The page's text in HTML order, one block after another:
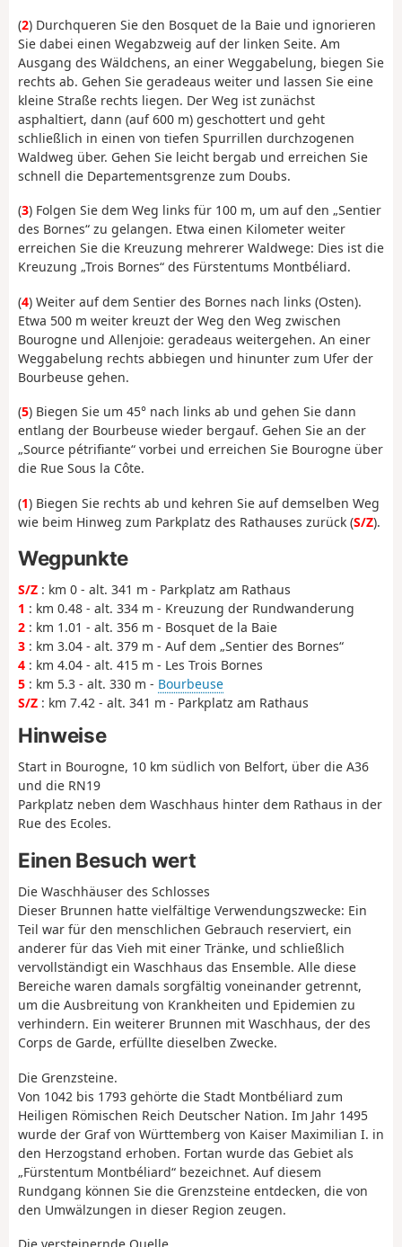
(2) Durchqueren Sie den Bosquet de la Baie und ignorieren
Sie dabei einen Wegabzweig auf der linken Seite. Am
Ausgang des Wäldchens, an einer Weggabelung, biegen Sie
rechts ab. Gehen Sie geradeaus weiter und lassen Sie eine
kleine Straße rechts liegen. Der Weg ist zunächst
asphaltiert, dann (auf 600 m) geschottert und geht
schließlich in einen von tiefen Spurrillen durchzogenen
Waldweg über. Gehen Sie leicht bergab und erreichen Sie
schnell die Departementsgrenze zum Doubs.
(3) Folgen Sie dem Weg links für 100 m, um auf den „Sentier
des Bornes“ zu gelangen. Etwa einen Kilometer weiter
erreichen Sie die Kreuzung mehrerer Waldwege: Dies ist die
Kreuzung „Trois Bornes“ des Fürstentums Montbéliard.
(4) Weiter auf dem Sentier des Bornes nach links (Osten).
Etwa 500 m weiter kreuzt der Weg den Weg zwischen
Bourogne und Allenjoie: geradeaus weitergehen. An einer
Weggabelung rechts abbiegen und hinunter zum Ufer der
Bourbeuse gehen.
(5) Biegen Sie um 45° nach links ab und gehen Sie dann
entlang der Bourbeuse wieder bergauf. Gehen Sie an der
„Source pétrifiante“ vorbei und erreichen Sie Bourogne über
die Rue Sous la Côte.
(1) Biegen Sie rechts ab und kehren Sie auf demselben Weg
wie beim Hinweg zum Parkplatz des Rathauses zurück (S/Z).
Wegpunkte
S/Z : km 0 - alt. 341 m - Parkplatz am Rathaus
1 : km 0.48 - alt. 334 m - Kreuzung der Rundwanderung
2 : km 1.01 - alt. 356 m - Bosquet de la Baie
3 : km 3.04 - alt. 379 m - Auf dem „Sentier des Bornes“
4 : km 4.04 - alt. 415 m - Les Trois Bornes
5 : km 5.3 - alt. 330 m - Bourbeuse
S/Z : km 7.42 - alt. 341 m - Parkplatz am Rathaus
Hinweise
Start in Bourogne, 10 km südlich von Belfort, über die A36
und die RN19
Parkplatz neben dem Waschhaus hinter dem Rathaus in der
Rue des Ecoles.
Einen Besuch wert
Die Waschhäuser des Schlosses
Dieser Brunnen hatte vielfältige Verwendungszwecke: Ein
Teil war für den menschlichen Gebrauch reserviert, ein
anderer für das Vieh mit einer Tränke, und schließlich
vervollständigt ein Waschhaus das Ensemble. Alle diese
Bereiche waren damals sorgfältig voneinander getrennt,
um die Ausbreitung von Krankheiten und Epidemien zu
verhindern. Ein weiterer Brunnen mit Waschhaus, der des
Corps de Garde, erfüllte dieselben Zwecke.
Die Grenzsteine.
Von 1042 bis 1793 gehörte die Stadt Montbéliard zum
Heiligen Römischen Reich Deutscher Nation. Im Jahr 1495
wurde der Graf von Württemberg von Kaiser Maximilian I. in
den Herzogstand erhoben. Fortan wurde das Gebiet als
„Fürstentum Montbéliard“ bezeichnet. Auf diesem
Rundgang können Sie die Grenzsteine entdecken, die von
den Umwälzungen in dieser Region zeugen.